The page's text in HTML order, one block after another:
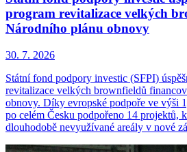
program revitalizace velkých
Národního plánu obnovy
30. 7. 2026
Státní fond podpory investic (SFPI)
revitalizace velkých brownfieldů
obnovy. Díky evropské podpoře ve výši
po celém Česku podpořeno 14 projektů,
dlouhodobě nevyužívané areály v nové